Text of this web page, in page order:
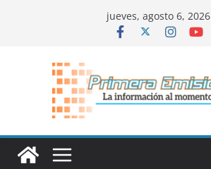
jueves, agosto 6, 2026